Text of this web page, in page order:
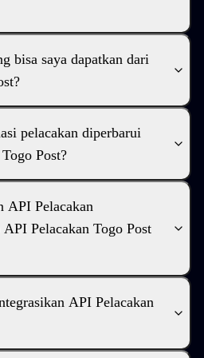
bisa saya dapatkan dari
pelacakan diperbarui
Post?
API Pelacakan
Pelacakan Togo Post
API Pelacakan